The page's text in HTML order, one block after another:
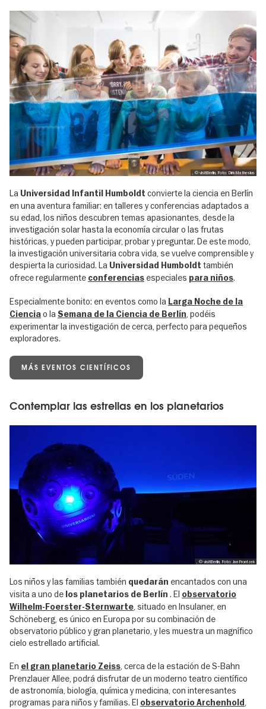
, © visitBerlin, Foto: Dirk Mathesius
La Universidad Infantil Humboldt convierte la ciencia en Berlín
en una aventura familiar: en talleres y conferencias adaptados a
su edad, los niños descubren temas apasionantes, desde la
investigación solar hasta la economía circular o las frutas
históricas, y pueden participar, probar y preguntar. De este modo,
la investigación universitaria cobra vida, se vuelve comprensible y
despierta la curiosidad. La Universidad Humboldt también
ofrece regularmente conferencias especiales para niños.
Especialmente bonito: en eventos como la Larga Noche de la
Cienciao laSemana de la Ciencia de Berlín, podéis
experimentar la investigación de cerca, perfecto para pequeños
exploradores.
MÁS EVENTOS CIENTÍFICOS
Contemplar las estrellas en los planetarios
, © visitBerlin, Foto: Jan Frontzek
Los niños y las familias también quedarán encantados con una
visita a uno de los planetarios de Berlín . El observatorio
Wilhelm-Foerster-Sternwarte, situado en Insulaner, en
Schöneberg, es único en Europa por su combinación de
observatorio público y gran planetario, y les muestra un magnífico
cielo estrellado artificial.
En el gran planetario Zeiss, cerca de la estación de S-Bahn
Prenzlauer Allee, podrá disfrutar de un moderno teatro científico
de astronomía, biología, química y medicina, con interesantes
programas para niños y familias. El observatorio Archenhold,